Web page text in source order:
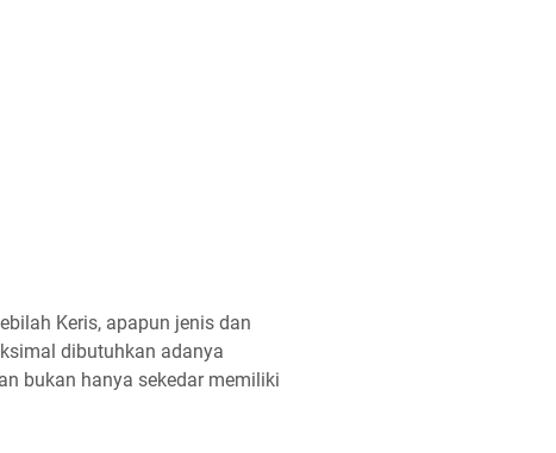
Keris, apapun jenis dan
dibutuhkan adanya
bukan hanya sekedar memiliki